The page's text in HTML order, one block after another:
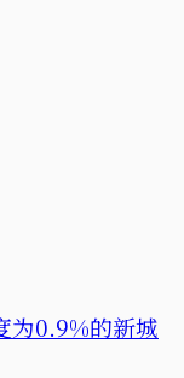
0.9%的新城